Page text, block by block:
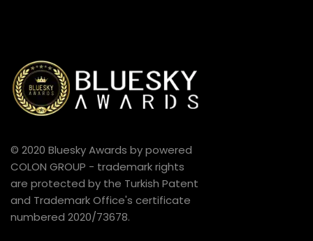
© 2020 Bluesky Awards by powered
COLON GROUP - trademark rights
are protected by the Turkish Patent
and Trademark Office's certificate
numbered 2020/73678.